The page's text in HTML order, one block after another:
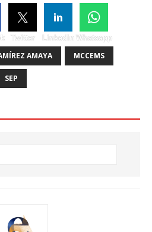
Twitter Linkedin Whatsapp
AMAYA MCCEMS
SEP